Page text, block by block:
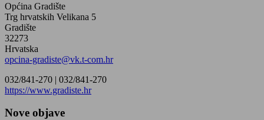
Općina Gradište
Trg hrvatskih Velikana 5
Gradište
32273
Hrvatska
opcina-gradiste@vk.t-com.hr
032/841-270 | 032/841-270
https://www.gradiste.hr
Nove objave